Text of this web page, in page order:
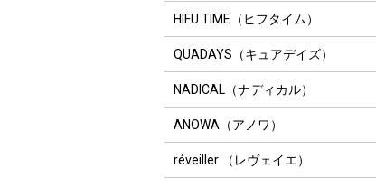
HIFU TIME（ヒフタイム）
QUADAYS（キュアデイズ）
NADICAL（ナディカル）
ANOWA（アノワ）
réveiller （レヴェイエ）